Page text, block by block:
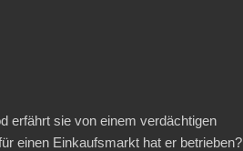
erfährt sie von einem verdächtigen
einen Einkaufsmarkt hat er betrieben?